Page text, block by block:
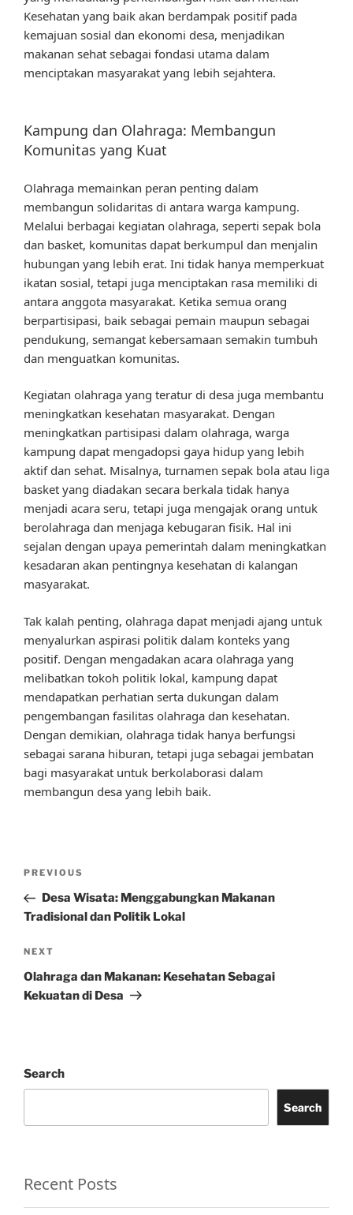
Kesehatan yang baik akan berdampak positif pada
kemajuan sosial dan ekonomi desa, menjadikan
makanan sehat sebagai fondasi utama dalam
menciptakan masyarakat yang lebih sejahtera.
Kampung dan Olahraga: Membangun
Komunitas yang Kuat
Olahraga memainkan peran penting dalam
membangun solidaritas di antara warga kampung.
Melalui berbagai kegiatan olahraga, seperti sepak bola
dan basket, komunitas dapat berkumpul dan menjalin
hubungan yang lebih erat. Ini tidak hanya memperkuat
ikatan sosial, tetapi juga menciptakan rasa memiliki di
antara anggota masyarakat. Ketika semua orang
berpartisipasi, baik sebagai pemain maupun sebagai
pendukung, semangat kebersamaan semakin tumbuh
dan menguatkan komunitas.
Kegiatan olahraga yang teratur di desa juga membantu
meningkatkan kesehatan masyarakat. Dengan
meningkatkan partisipasi dalam olahraga, warga
kampung dapat mengadopsi gaya hidup yang lebih
aktif dan sehat. Misalnya, turnamen sepak bola atau liga
basket yang diadakan secara berkala tidak hanya
menjadi acara seru, tetapi juga mengajak orang untuk
berolahraga dan menjaga kebugaran fisik. Hal ini
sejalan dengan upaya pemerintah dalam meningkatkan
kesadaran akan pentingnya kesehatan di kalangan
masyarakat.
Tak kalah penting, olahraga dapat menjadi ajang untuk
menyalurkan aspirasi politik dalam konteks yang
positif. Dengan mengadakan acara olahraga yang
melibatkan tokoh politik lokal, kampung dapat
mendapatkan perhatian serta dukungan dalam
pengembangan fasilitas olahraga dan kesehatan.
Dengan demikian, olahraga tidak hanya berfungsi
sebagai sarana hiburan, tetapi juga sebagai jembatan
bagi masyarakat untuk berkolaborasi dalam
membangun desa yang lebih baik.
Previous
Post
PREVIOUS
Desa Wisata: Menggabungkan Makanan
Tradisional dan Politik Lokal
Next
Post
NEXT
Olahraga dan Makanan: Kesehatan Sebagai
Kekuatan di Desa
Search
Search
Recent Posts